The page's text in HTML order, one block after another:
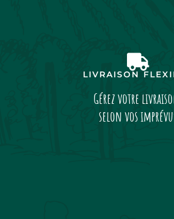
LIVRAISON
Gérez votre
selon vos